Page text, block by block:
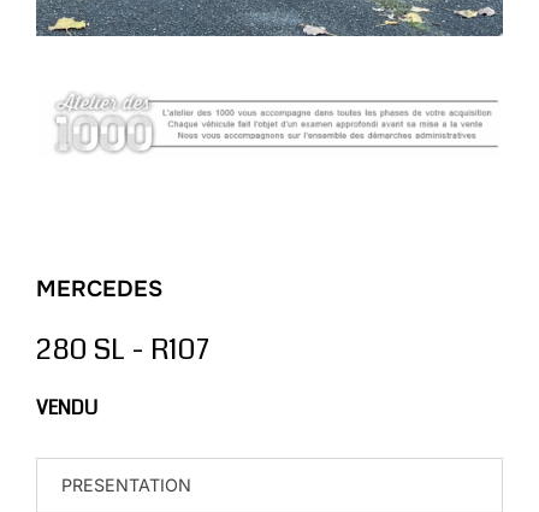
MERCEDES
280 SL - R107
VENDU
PRESENTATION